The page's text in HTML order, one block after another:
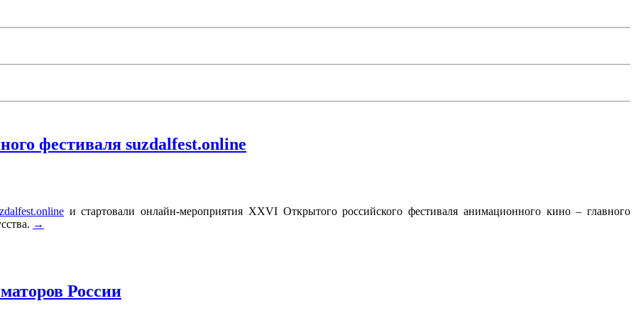
фестиваля suzdalfest.online
и стартовали онлайн-мероприятия XXVI Открытого российского фестиваля анимационного кино – главного
→
России